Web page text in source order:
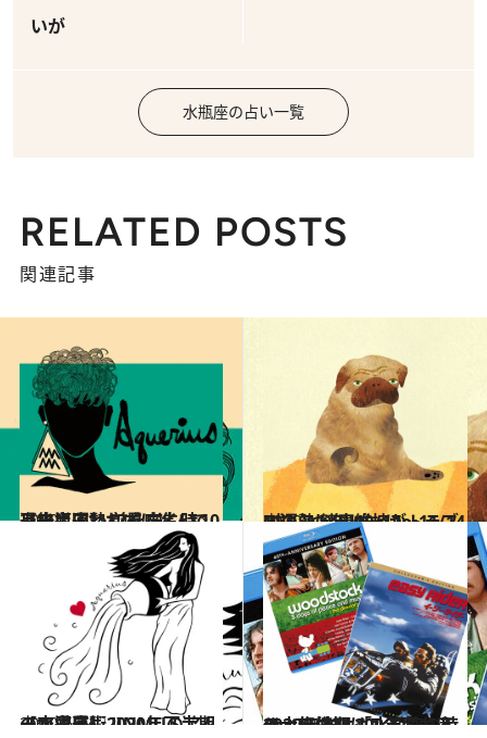
いが
水瓶座の占い一覧
RELATED POSTS
関連記事
2020.10.11
【水瓶座】12星座占い 10月後半運勢 前を向く時。過去に囚われずに進んで
占い 2020.10.14
[戌(いぬ)年]10/17～11/14の運勢 健康維持がトラブルのストッパーに
占い
2020.6.24
【水瓶座】2020年下半期の恋愛運♡ JINMUのアムール占星術
占い 2020.8.30
2020年末は200年に一度の大転換期 「水瓶座の時代」価値観はこう変わる
ライフスタイル